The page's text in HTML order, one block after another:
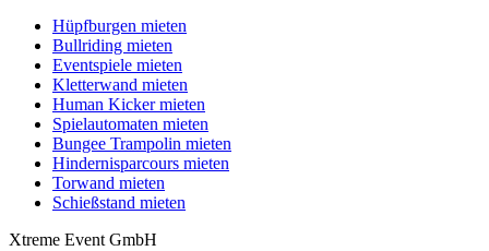
Hüpfburgen mieten
Bullriding mieten
Eventspiele mieten
Kletterwand mieten
Human Kicker mieten
Spielautomaten mieten
Bungee Trampolin mieten
Hindernisparcours mieten
Torwand mieten
Schießstand mieten
Xtreme Event GmbH